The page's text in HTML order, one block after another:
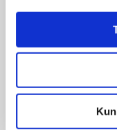
tingene til at ske.